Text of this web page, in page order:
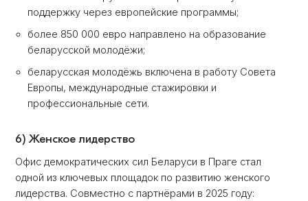
поддержку через европейские программы;
более 850 000 евро направлено на образование
беларусской молодёжи;
беларусская молодёжь включена в работу Совета
Европы, международные стажировки и
профессиональные сети.
6) Женское лидерство
Офис демократических сил Беларуси в Праге стал
одной из ключевых площадок по развитию женского
лидерства. Совместно с партнёрами в 2025 году: